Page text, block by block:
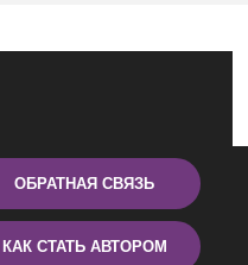
ОБРАТНАЯ СВЯЗЬ
КАК СТАТЬ АВТОРОМ